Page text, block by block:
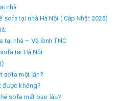
nhà
sofa tại nhà Hà Nội ( Cập Nhật 2025)
tại nhà – Vệ Sinh TNC
tại Hà Nội
sofa một lần?
được không?
sofa mất bao lâu?